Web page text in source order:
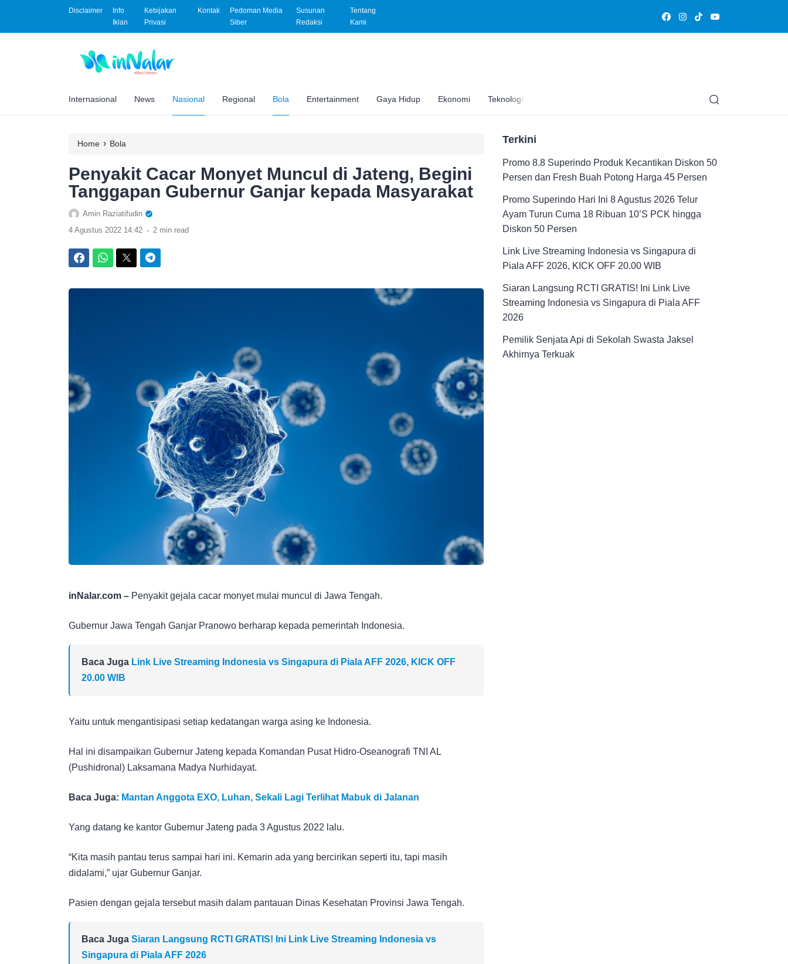
Disclaimer
Info
Iklan
Kebijakan
Privasi
Kontak
Pedoman Media
Siber
Susunan
Redaksi
Tentang
Kami
Internasional News Nasional Regional Bola Entertainment Gaya Hidup Ekonomi Teknologi Edukasi
Home › Bola
Penyakit Cacar Monyet Muncul di Jateng, Begini
Tanggapan Gubernur Ganjar kepada Masyarakat
Amin Raziatifudin
4 Agustus 2022 14:42 . 2 min read
inNalar.com – Penyakit gejala cacar monyet mulai muncul di Jawa Tengah.
Gubernur Jawa Tengah Ganjar Pranowo berharap kepada pemerintah Indonesia.
Baca Juga Link Live Streaming Indonesia vs Singapura di Piala AFF 2026, KICK OFF
20.00 WIB
Yaitu untuk mengantisipasi setiap kedatangan warga asing ke Indonesia.
Hal ini disampaikan Gubernur Jateng kepada Komandan Pusat Hidro-Oseanografi TNI AL
(Pushidronal) Laksamana Madya Nurhidayat.
Baca Juga: Mantan Anggota EXO, Luhan, Sekali Lagi Terlihat Mabuk di Jalanan
Yang datang ke kantor Gubernur Jateng pada 3 Agustus 2022 lalu.
“Kita masih pantau terus sampai hari ini. Kemarin ada yang bercirikan seperti itu, tapi masih
didalami,” ujar Gubernur Ganjar.
Pasien dengan gejala tersebut masih dalam pantauan Dinas Kesehatan Provinsi Jawa Tengah.
Baca Juga Siaran Langsung RCTI GRATIS! Ini Link Live Streaming Indonesia vs
Singapura di Piala AFF 2026
Terkini
Promo 8.8 Superindo Produk Kecantikan Diskon 50
Persen dan Fresh Buah Potong Harga 45 Persen
Promo Superindo Hari Ini 8 Agustus 2026 Telur
Ayam Turun Cuma 18 Ribuan 10’S PCK hingga
Diskon 50 Persen
Link Live Streaming Indonesia vs Singapura di
Piala AFF 2026, KICK OFF 20.00 WIB
Siaran Langsung RCTI GRATIS! Ini Link Live
Streaming Indonesia vs Singapura di Piala AFF
2026
Pemilik Senjata Api di Sekolah Swasta Jaksel
Akhirnya Terkuak